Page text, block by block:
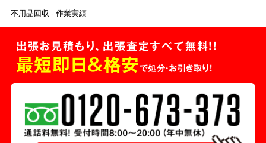
不用品回収 作業実績
出張お見積もり、出張査定すべて無料!!
最短即日＆格安で処分・お引き取り！